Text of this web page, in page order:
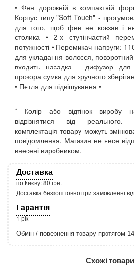
• Фен дорожній в компактній
Корпус типу "Soft Touch" -
для того, щоб фен не ковзав і
столика • 2-х ступінчастий
потужності • Перемикач напруги:
для укладання волосся,
входить насадка - дифузор
прозора сумка для зручного
• Петля для підвішування •
* Колір або відтінок виробу
відрізнятися від реального.
комплектація товару можуть
повідомлення. Магазин не несе
внесені виробником.
Доставка
по Києву: 80 грн.
Доставка безкоштовно при замовленні
Гарантія
1 рік
Обмін / повернення товару протягом 14
Схожі товари